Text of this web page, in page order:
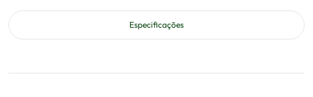
Especificações